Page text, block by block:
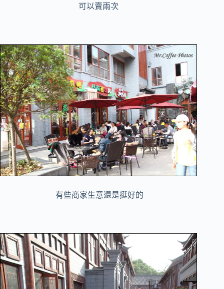
可以賣兩次
有些商家生意還是挺好的